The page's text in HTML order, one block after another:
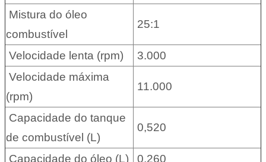
Mistura do óleo
combustível
25:1
Velocidade lenta (rpm)
3.000
Velocidade máxima
(rpm)
11.000
Capacidade do tanque
de combustível (L)
0,520
Capacidade do óleo (L) 0,260